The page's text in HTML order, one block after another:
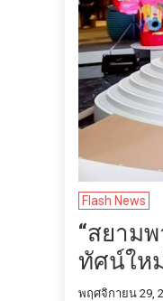
Flash News
“สยาม
ทัศน์ให
พฤศจิกายน 29,